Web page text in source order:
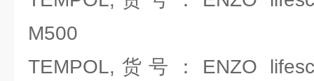
M500
TEMPOL,货号：ENZO